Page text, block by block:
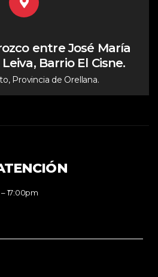
entre José María
Barrio El Cisne.
Provincia de Orellana.
17:00pm